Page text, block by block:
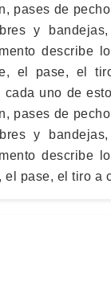
pases de
y
describe
el pase, el
uno de
pases de
y
describe
el pase, el tiro a